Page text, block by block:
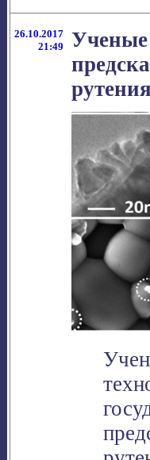
26.10.2017
21:49
Ученые